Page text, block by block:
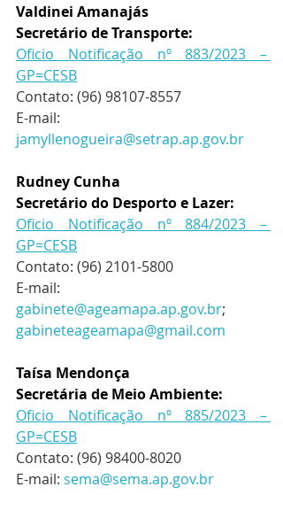
Valdinei Amanajás
Secretário de Transporte:
Oficio Notificação nº 883/2023 –
GP=CESB
Contato: (96) 98107-8557
jamyllenogueira@setrap.ap.gov.br
Rudney Cunha
Secretário do Desporto e Lazer:
Oficio Notificação nº 884/2023 –
GP=CESB
Contato: (96) 2101-5800
gabinete@ageamapa.ap.gov.br
gabineteageamapa@gmail.com
Taísa Mendonça
Secretária de Meio Ambiente:
Oficio Notificação nº 885/2023 –
GP=CESB
Contato: (96) 98400-8020
E-mail: sema@sema.ap.gov.br